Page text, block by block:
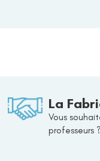
La
Vous
professeurs ?